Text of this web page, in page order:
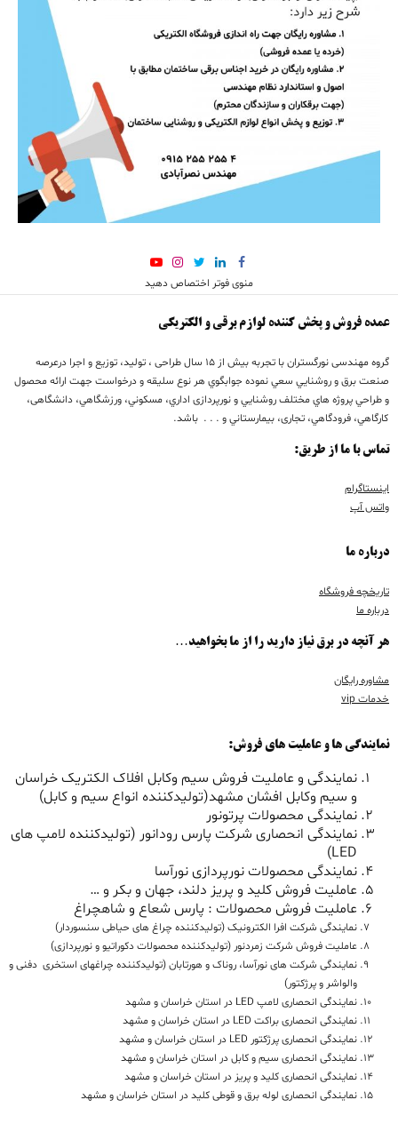
منوی فوتر اختصاص دهید
عمده فروش و پخش کننده لوازم برقی و الکتریکی
گروه مهندسی نورگستران با تجربه بيش از 15 سال طراحی ، تولید، توزیع و اجرا درعرصه
صنعت برق و روشنايي سعي نموده جوابگوي هر نوع سليقه و درخواست جهت ارائه محصول
و طراحي پروژه هاي مختلف روشنايي و نورپردازی اداري، مسكوني، ورزشگاهي، دانشگاهی،
كارگاهي، فرودگاهي، تجاری، بيمارستاني و . . . باشد.
تماس با ما از طریق:
اینستاگرام
واتس آپ
درباره ما
تاریخچه فروشگاه
درباره ما
هر آنچه در برق نیاز دارید را از ما بخواهید…
مشاوره رایگان
خدمات vip
نمایندگی ها و عاملیت های فروش:
نمایندگی و عاملیت فروش سیم وکابل افلاک الکتریک خراسان
و سیم وکابل افشان مشهد(تولیدکننده انواع سیم و کابل)
نمایندگی محصولات پرتونور
نمایندگی انحصاری شرکت پارس رودانور (تولیدکننده لامپ های
LED)
نمایندگی محصولات نورپردازی نورآسا
عاملیت فروش کلید و پریز دلند، جهان و بکر و …
عاملیت فروش محصولات : پارس شعاع و شاهچراغ
نمایندگی شرکت افرا الکترونیک (تولیدکننده چراغ های حیاطی سنسوردار)
عاملیت فروش شرکت زمردنور (تولیدکننده محصولات دکوراتیو و نورپردازی)
نمایندگی شرکت های نورآسا، روناک و هورتابان (تولیدکننده چراغهای استخری دفنی و
والواشر و پرژکتور)
نمایندگی انحصاری لامپ LED در استان خراسان و مشهد
نمایندگی انحصاری براکت LED در استان خراسان و مشهد
نمایندگی انحصاری پرژکتور LED در استان خراسان و مشهد
نمایندگی انحصاری سیم و کابل در استان خراسان و مشهد
نمایندگی انحصاری کلید و پریز در استان خراسان و مشهد
نمایندگی انحصاری لوله برق و قوطی کلید در استان خراسان و مشهد